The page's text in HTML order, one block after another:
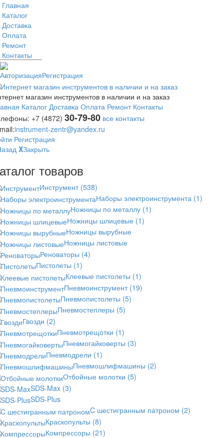
Главная
Каталог
Доставка
Оплата
Ремонт
Контакты
АвторизацияРегистрация
магазин инструментов в наличии и на заказ
Каталог Доставка Оплата Ремонт Контакты
+7 (4872) 30-79-80 все контакты
instrument-zentr@yandex.ru
Регистрация
XЗакрыть
товаров
Инструмент (538)
Наборы электроинструмента (1)
Ножницы по металлу (1)
Ножницы шлицевые (1)
Ножницы вырубные
Ножницы листовые
Реноваторы (4)
Пистолеты (1)
Клеевые пистолеты (1)
Пневмоинструмент (19)
Пневмопистолеты (5)
Пневмостеплеры (5)
Гвозди (2)
Пневмотрещотки (1)
Пневмогайковерты (3)
Пневмодрели (1)
Пневмошлифмашины (2)
Отбойные молотки (5)
SDS-Max (3)
SDS-Plus
C шестигранным патроном (2)
Краскопульты (8)
Компрессоры (21)